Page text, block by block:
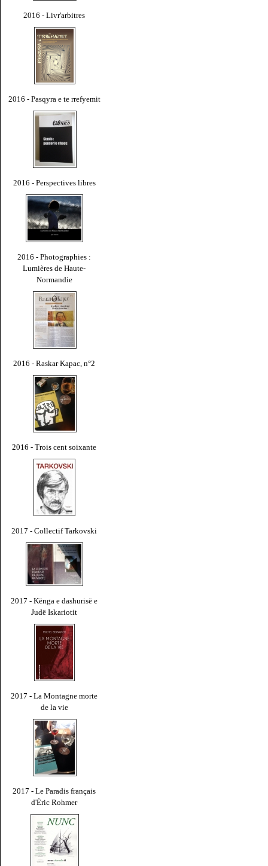
2016 - Livr'arbitres
2016 - Pasqyra e te rrefyemit
2016 - Perspectives libres
2016 - Photographies :
Lumières de Haute-
Normandie
2016 - Raskar Kapac, n°2
2016 - Trois cent soixante
2017 - Collectif Tarkovski
2017 - Kënga e dashurisë e
Judë Iskariotit
2017 - La Montagne morte
de la vie
2017 - Le Paradis français
d'Éric Rohmer